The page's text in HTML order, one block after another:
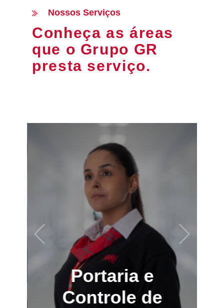
Nossos Serviços
Conheça as áreas
que o Grupo GR
presta serviço.
Portaria e
Controle de